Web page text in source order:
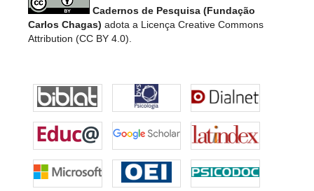
Cadernos de Pesquisa (Fundação
Carlos Chagas) adota a Licença Creative Commons
Attribution (CC BY 4.0).